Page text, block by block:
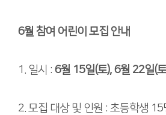
6월 참여 어린이 모집 안내
1. 일시 : 6월 15일(토), 6월 22일(
2. 모집 대상 및 인원 : 초등학생 15